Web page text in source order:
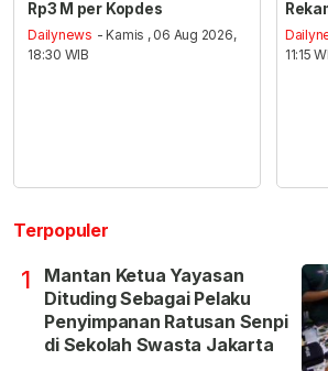
Rp3 M per Kopdes
Dailynews - Kamis , 06 Aug 2026,
18:30 WIB
11:15
Terpopuler
1
Mantan Ketua Yayasan
Dituding Sebagai Pelaku
Penyimpanan Ratusan Senpi
di Sekolah Swasta Jakarta